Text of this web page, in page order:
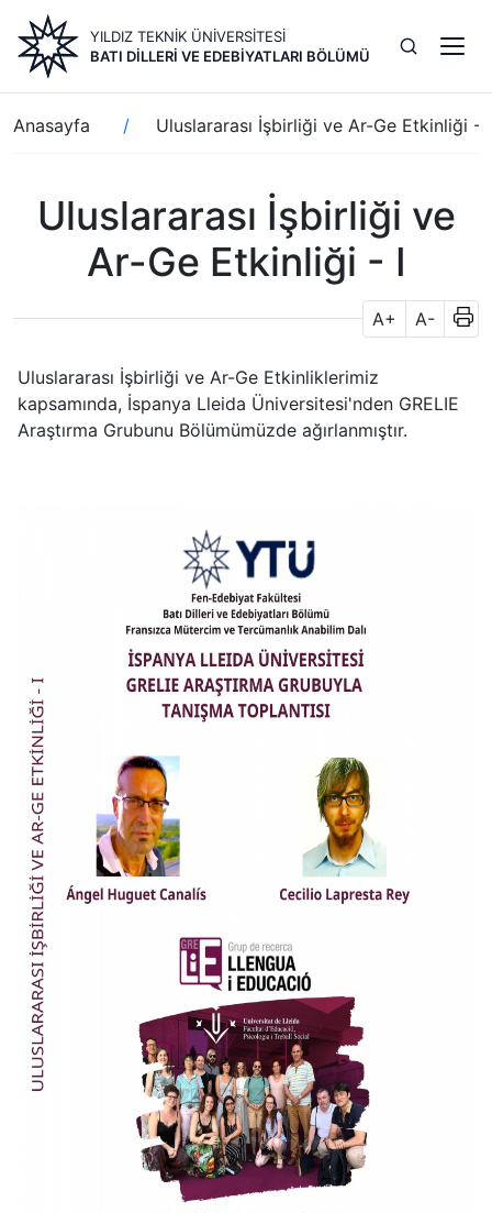
içeriğe
atla
YILDIZ TEKNİK ÜNİVERSİTESİ
BATI DILLERI VE EDEBIYATLARI BÖLÜMÜ
Sayfa
yolu
Anasayfa Uluslararası İşbirliği ve Ar-Ge Etkinliği - I
Uluslararası İşbirliği ve
Ar-Ge Etkinliği - I
A+ A-
Uluslararası İşbirliği ve Ar-Ge Etkinliklerimiz
kapsamında, İspanya Lleida Üniversitesi'nden GRELIE
Araştırma Grubunu Bölümümüzde ağırlanmıştır.